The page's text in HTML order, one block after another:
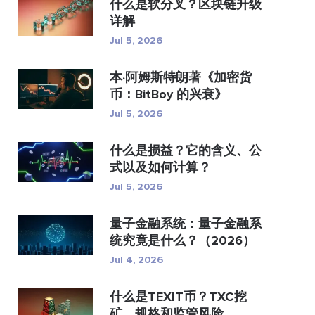
什么是软分叉？区块链升级
详解
Jul 5, 2026
本·阿姆斯特朗著《加密货
币：BitBoy 的兴衰》
Jul 5, 2026
什么是损益？它的含义、公
式以及如何计算？
Jul 5, 2026
量子金融系统：量子金融系
统究竟是什么？（2026）
Jul 4, 2026
什么是TEXIT币？TXC挖